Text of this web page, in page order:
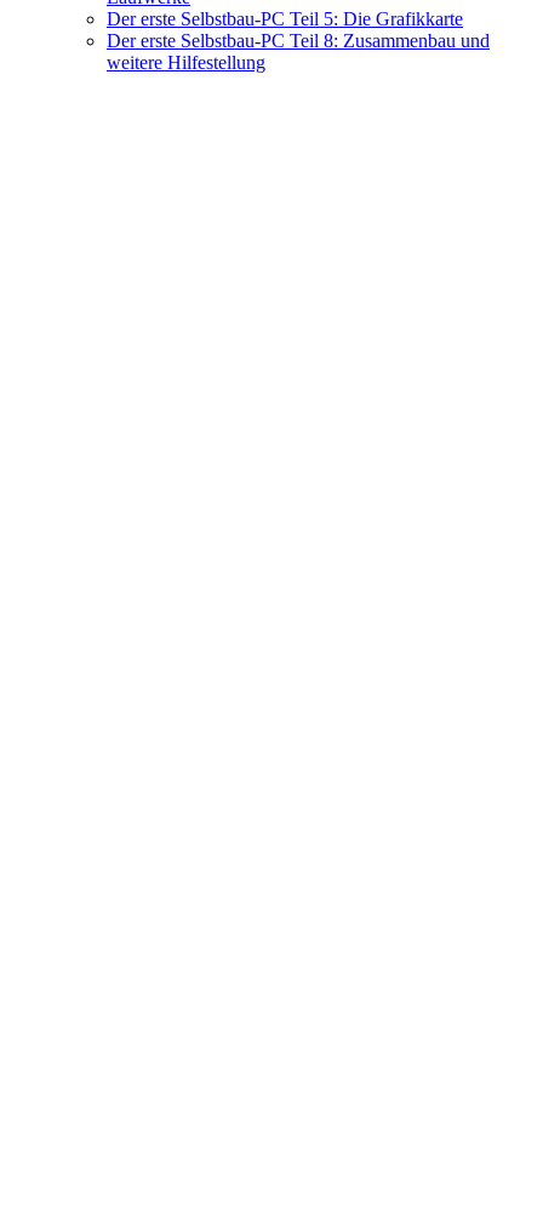
Der erste Selbstbau-PC Teil 5: Die Grafikkarte
Der erste Selbstbau-PC Teil 8: Zusammenbau und
weitere Hilfestellung